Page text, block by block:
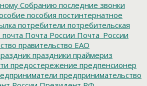
Собранию последние звонки
пособия постинтернатное
потребители потребительская
почта Почта России Почта_России
правительство ЕАО
праздники праймериз
предостережение предпенсионер
предпринимательство